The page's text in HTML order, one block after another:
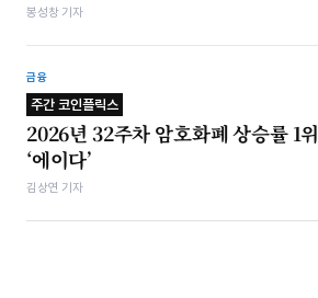
봉성창 기자
금융
주간 코인플릭스
2026년 32주차 암호화폐 상승률 1위
‘에이다’
김상연 기자